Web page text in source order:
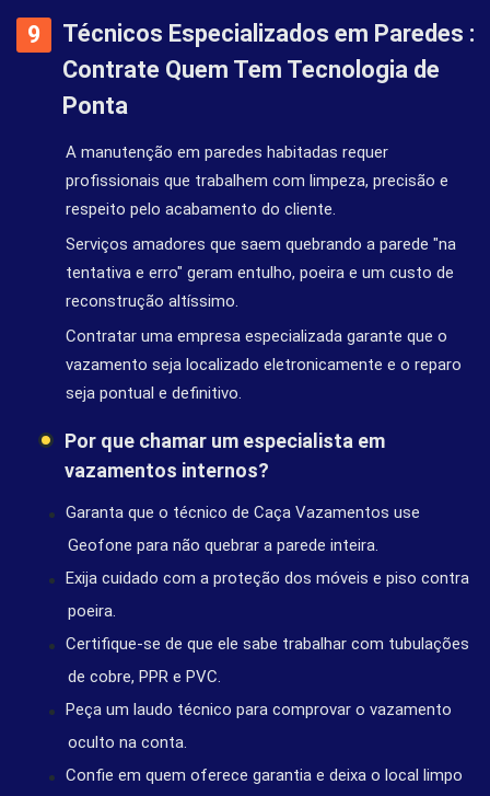
Técnicos Especializados em Paredes :
Contrate Quem Tem Tecnologia de
Ponta
A manutenção em paredes habitadas requer
profissionais que trabalhem com limpeza, precisão e
respeito pelo acabamento do cliente.
Serviços amadores que saem quebrando a parede "na
tentativa e erro" geram entulho, poeira e um custo de
reconstrução altíssimo.
Contratar uma empresa especializada garante que o
vazamento seja localizado eletronicamente e o reparo
seja pontual e definitivo.
Por que chamar um especialista em
vazamentos internos?
Garanta que o técnico de Caça Vazamentos use
Geofone para não quebrar a parede inteira.
Exija cuidado com a proteção dos móveis e piso contra
poeira.
Certifique-se de que ele sabe trabalhar com tubulações
de cobre, PPR e PVC.
Peça um laudo técnico para comprovar o vazamento
oculto na conta.
Confie em quem oferece garantia e deixa o local limpo